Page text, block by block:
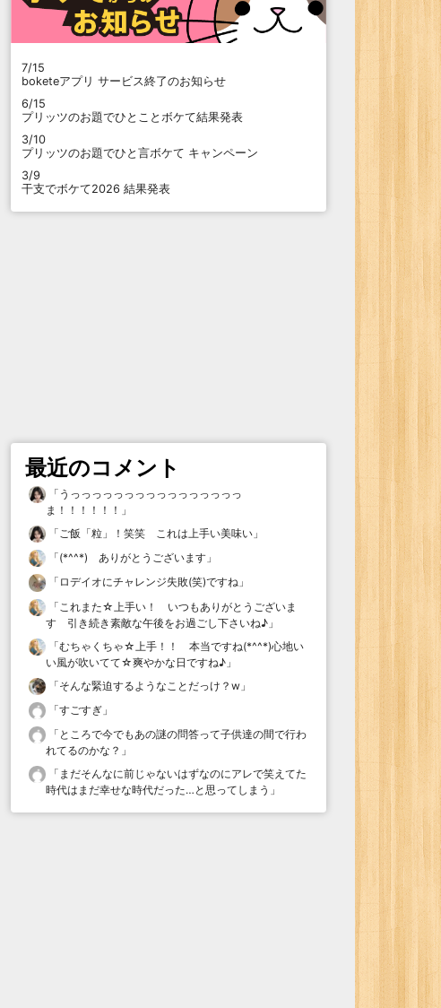
7/15
boketeアプリ サービス終了のお知らせ
6/15
プリッツのお題でひとことボケて結果発表
3/10
プリッツのお題でひと言ボケて キャンペーン
3/9
干支でボケて2026 結果発表
最近のコメント
「 うっっっっっっっっっっっっっっっっ
ま！！！！！！ 」
「ご飯「粒」！笑笑 これは上手い美味い 」
「(*^^*) ありがとうございます 」
「 ロデイオにチャレンジ失敗(笑)ですね 」
「 これまた☆上手い！ いつもありがとうございま
す 引き続き素敵な午後をお過ごし下さいね♪ 」
「むちゃくちゃ☆上手！！ 本当ですね(*^^*)心地い
い風が吹いてて☆爽やかな日ですね♪ 」
「そんな緊迫するようなことだっけ？w 」
「すごすぎ 」
「 ところで今でもあの謎の問答って子供達の間で行わ
れてるのかな？ 」
「 まだそんなに前じゃないはずなのにアレで笑えてた
時代はまだ幸せな時代だった…と思ってしまう 」